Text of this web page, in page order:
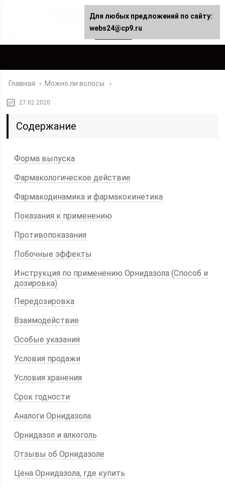
Главная › Можно ли волосы
27.02.2020
Содержание
Форма выпуска
Фармакологическое действие
Фармакодинамика и фармакокинетика
Показания к применению
Противопоказания
Побочные эффекты
Инструкция по применению Орнидазола (Способ и
дозировка)
Передозировка
Взаимодействие
Особые указания
Условия продажи
Условия хранения
Срок годности
Аналоги Орнидазола
Орнидазол и алкоголь
Отзывы об Орнидазоле
Цена Орнидазола, где купить
Для любых предложений по сайту:
webs24@cp9.ru